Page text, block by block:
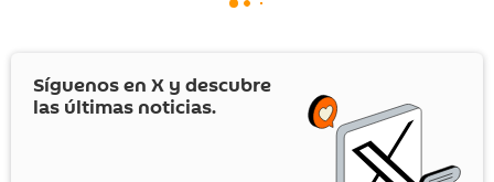
Síguenos en X y descubre
las últimas noticias.